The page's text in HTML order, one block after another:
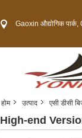
Gaoxin औद्योगिक
होम उत्पाद एसी डीसी
High-end